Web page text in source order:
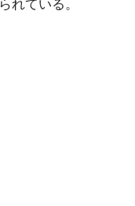
れている。